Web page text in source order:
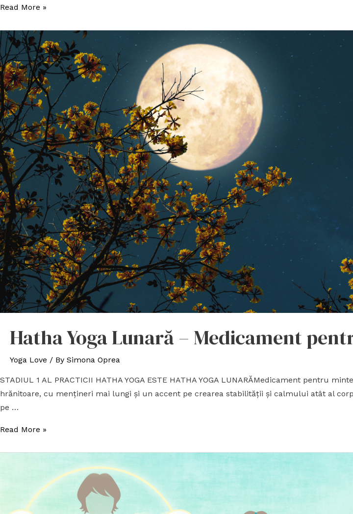
Read More »
Hatha Yoga Lunară – Medicament
Yoga Love / By Simona Oprea
STADIUL 1 AL PRACTICII HATHA YOGA ESTE HATHA YOGA LUNARĂMedicament pentru
hrănitoare, cu mențineri mai lungi și un accent pe crearea stabilității și calmului atât al
pe …
Read More »